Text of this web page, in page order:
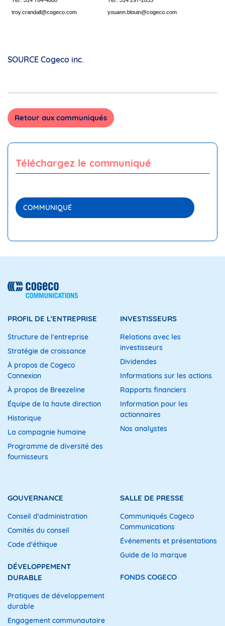
troy.crandall@cogeco.com
youann.blouin@cogeco.com
SOURCE Cogeco inc.
Retour aux communiqués
Téléchargez le communiqué
COMMUNIQUÉ
PROFIL DE L'ENTREPRISE
Structure de l'entreprise
Stratégie de croissance
À propos de Cogeco
Connexion
À propos de Breezeline
Équipe de la haute direction
Historique
La compagnie humaine
Programme de diversité des
fournisseurs
INVESTISSEURS
Relations avec les
investisseurs
Dividendes
Informations sur les actions
Rapports financiers
Information pour les
actionnaires
Nos analystes
GOUVERNANCE
Conseil d'administration
Comités du conseil
Code d'éthique
DÉVELOPPEMENT
DURABLE
Pratiques de développement
durable
Engagement communautaire
SALLE DE PRESSE
Communiqués Cogeco
Communications
Événements et présentations
Guide de la marque
FONDS COGECO